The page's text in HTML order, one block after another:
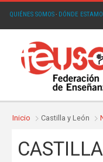
QUIÉNES SOMOS· DÓNDE
Inicio Castilla y León